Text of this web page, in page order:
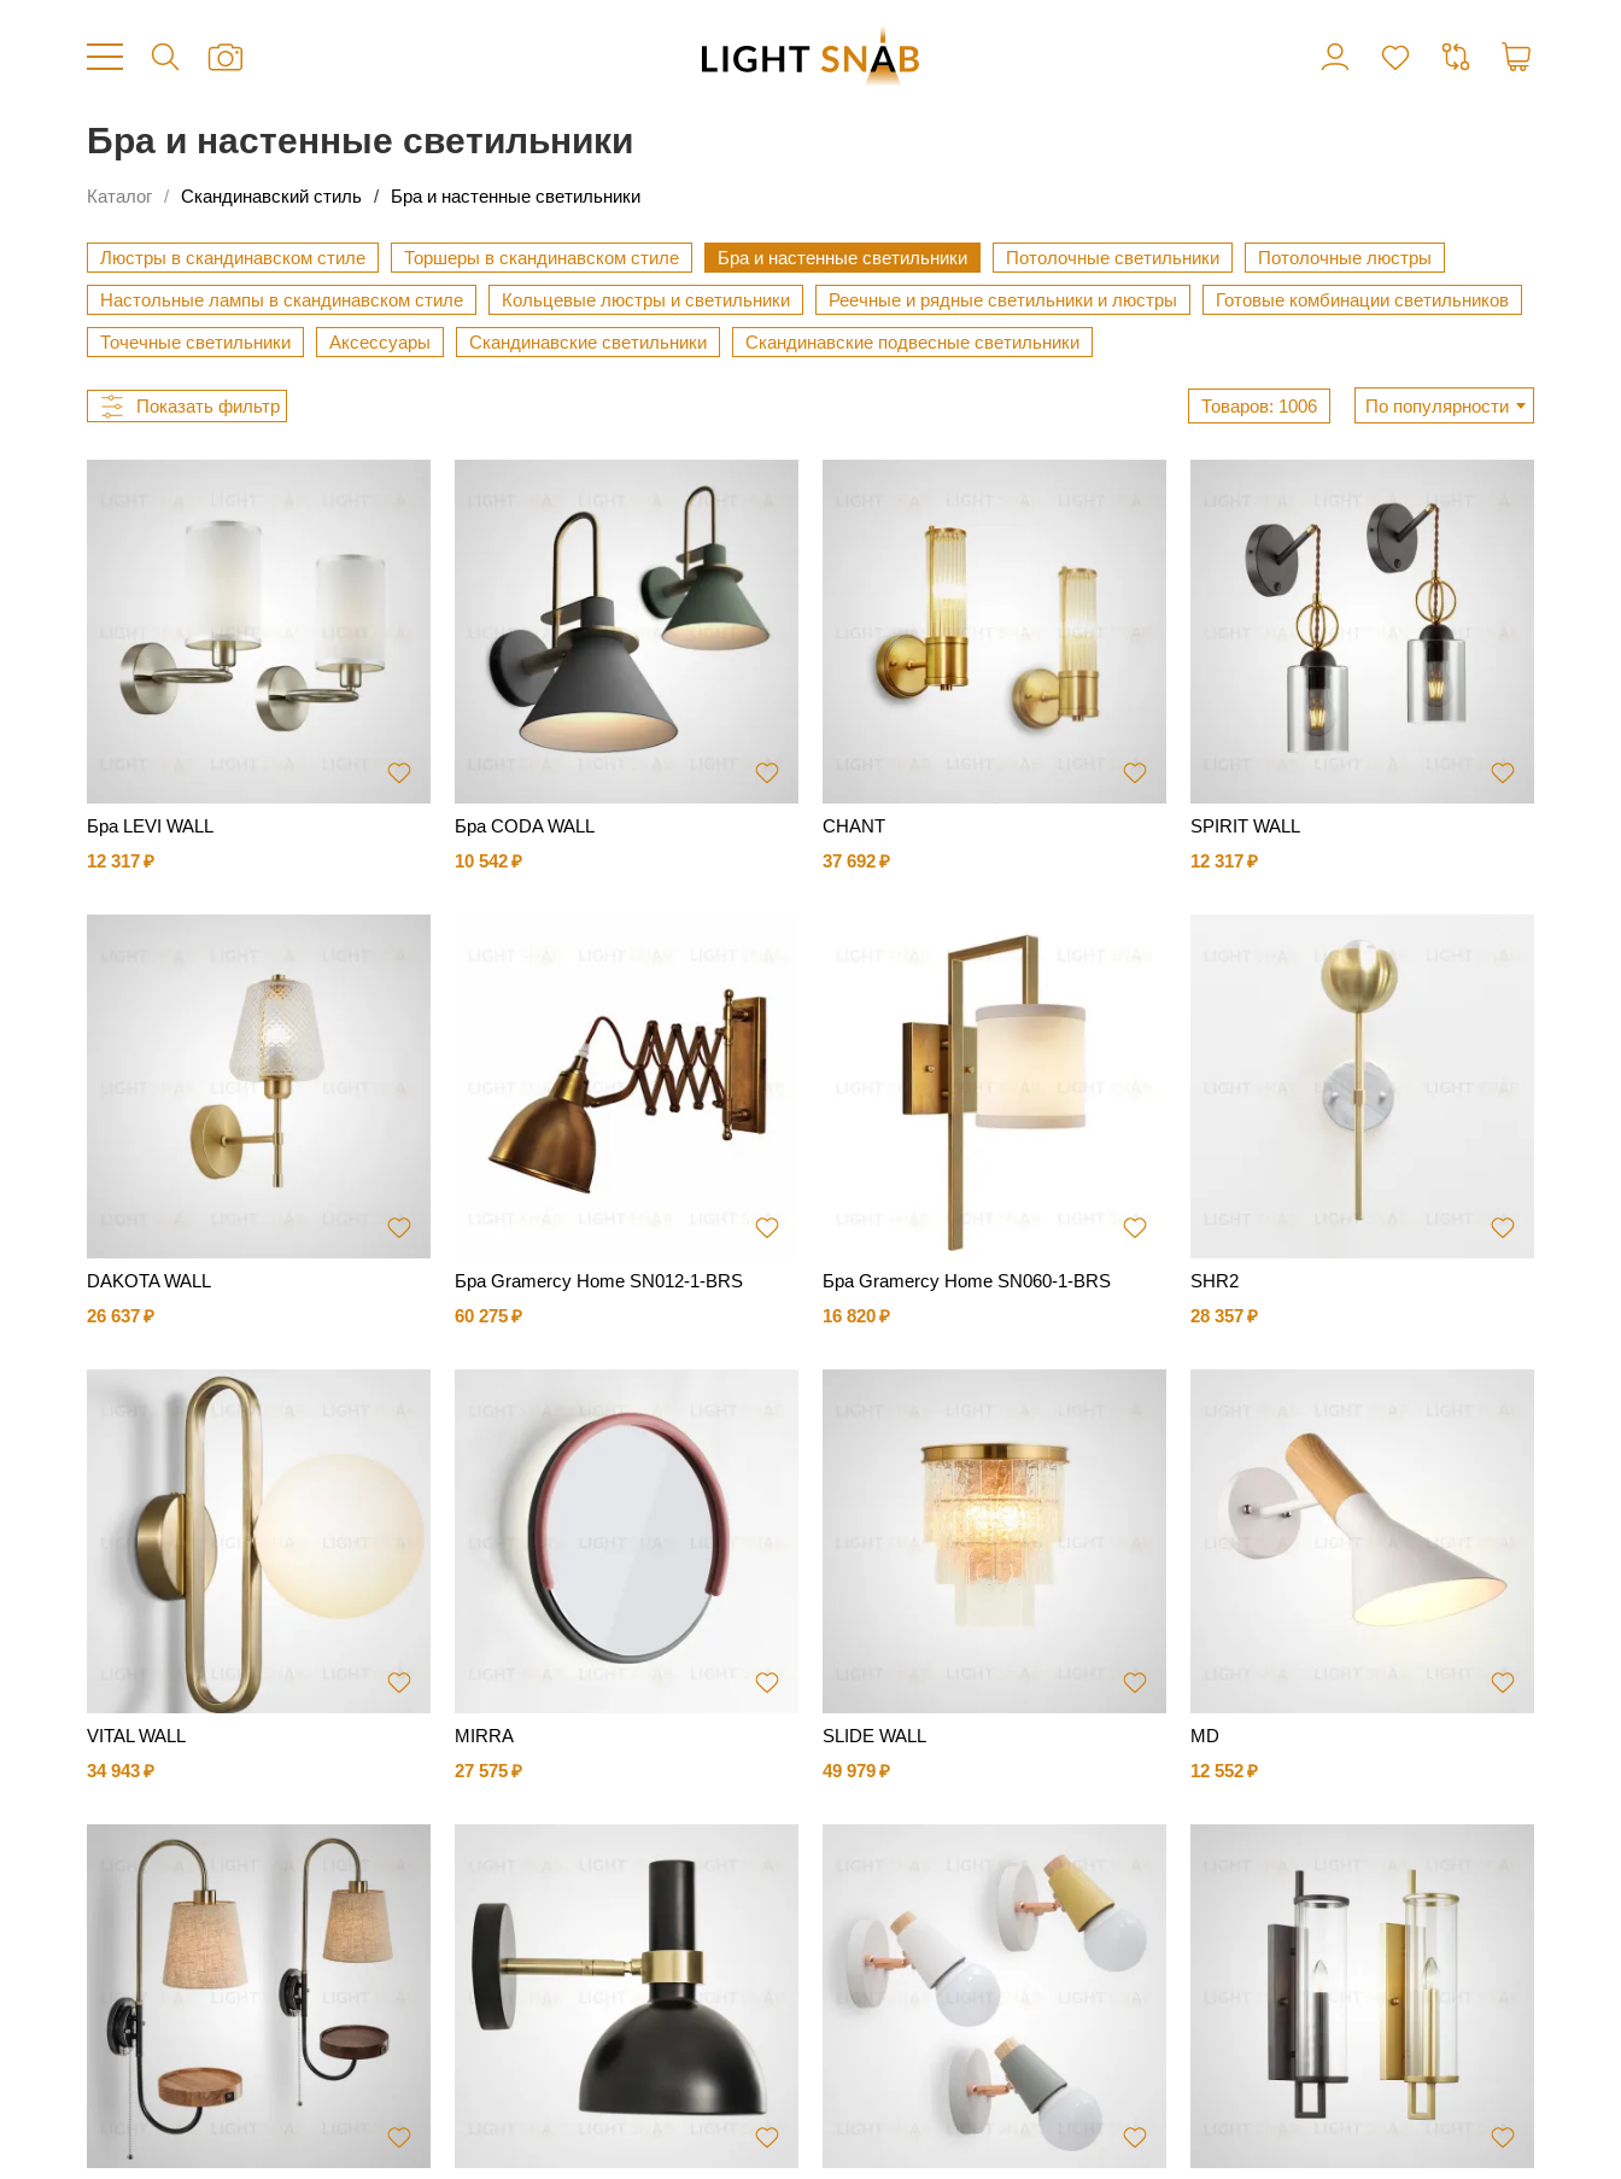
Бра и настенные светильники
Каталог Скандинавский стиль Бра и настенные светильники
Люстры в скандинавском стиле Торшеры в скандинавском стиле Бра и настенные светильники Потолочные светильники Потолочные люстры
Настольные лампы в скандинавском стиле Кольцевые люстры и светильники Реечные и рядные светильники и люстры Готовые комбинации светильников
Точечные светильники Аксессуары Скандинавские светильники Скандинавские подвесные светильники
1006 По популярности
Бра LEVI WALL
12 317
Бра CODA WALL
10 542
CHANT
37 692
SPIRIT WALL
12 317
DAKOTA WALL
26 637
Бра Gramercy Home SN012-1-BRS
60 275
Бра Gramercy Home SN060-1-BRS
16 820
SHR2
28 357
VITAL WALL
34 943
MIRRA
27 575
SLIDE WALL
49 979
MD
12 552